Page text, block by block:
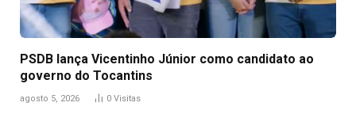
PSDB lança Vicentinho Júnior como candidato ao
governo do Tocantins
agosto 5, 2026 0 Visitas